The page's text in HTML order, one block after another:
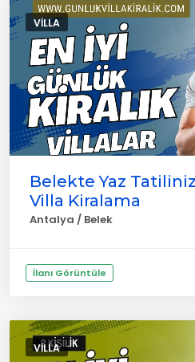
VILLA
Belekte Yaz
Villa Kiralama
Antalya / Belek
İlanı Görüntüle
VILLA